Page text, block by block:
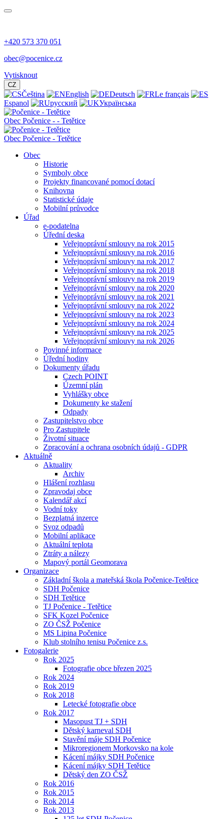
+420 573 370 051
obec@pocenice.cz
Vytisknout
CZ
Čeština English Deutsch
Le français
Espanol
русский Українська
Obec Počenice - - Tetětice
Obec Počenice - Tetětice
Obec
Historie
Symboly obce
Projekty financované pomocí dotací
Knihovna
Statistické údaje
Mobilní průvodce
Úřad
e-podatelna
Úřední deska
Veřejnoprávní smlouvy na rok 2015
Veřejnoprávní smlouvy na rok 2016
Veřejnoprávní smlouvy na rok 2017
Veřejnoprávní smlouvy na rok 2018
Veřejnoprávní smlouvy na rok 2019
Veřejnoprávní smlouvy na rok 2020
Veřejnoprávní smlouvy na rok 2021
Veřejnoprávní smlouvy na rok 2022
Veřejnoprávní smlouvy na rok 2023
Veřejnoprávní smlouvy na rok 2024
Veřejnoprávní smlouvy na rok 2025
Veřejnoprávní smlouvy na rok 2026
Povinné informace
Úřední hodiny
Dokumenty úřadu
Czech POINT
Územní plán
Vyhlášky obce
Dokumenty ke stažení
Odpady
Zastupitelstvo obce
Pro Zastupitele
Životní situace
Zpracování a ochrana osobních údajů - GDPR
Aktuálně
Aktuality
Archiv
Hlášení rozhlasu
Zpravodaj obce
Kalendář akcí
Vodní toky
Bezplatná inzerce
Svoz odpadů
Mobilní aplikace
Aktuální teplota
Ztráty a nálezy
Mapový portál Geomorava
Organizace
Základní škola a mateřská škola Počenice-Tetětice
SDH Počenice
SDH Tetětice
TJ Počenice - Tetětice
SFK Kozel Počenice
ZO ČSŽ Počenice
MS Lipina Počenice
Klub stolního tenisu Počenice z.s.
Fotogalerie
Rok 2025
Fotografie obce březen 2025
Rok 2024
Rok 2019
Rok 2018
Letecké fotografie obce
Rok 2017
Masopust TJ + SDH
Dětský karneval SDH
Stavění máje SDH Počenice
Mikroregionem Morkovsko na kole
Kácení májky SDH Počenice
Kácení májky SDH Tetětice
Dětský den ZO ČSŽ
Rok 2016
Rok 2015
Rok 2014
Rok 2013